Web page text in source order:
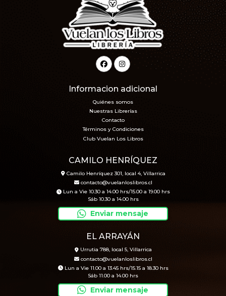
Informacion adicional
Quiénes somos
Nuestras Librerías
Contacto
Términos y Condiciones
Club Vuelan Los Libros
CAMILO HENRÍQUEZ
Camilo Henríquez 301, local 4, Villarrica
contacto@vuelanloslibros.cl
Lun a Vie 10.30 a 14.00 hrs/15.00 a 19.00 hrs
Sáb 10.30 a 14.00 hrs
Enviar mensaje
EL ARRAYÁN
Urrutia 788, local 5, Villarrica
contacto@vuelanloslibros.cl
Lun a Vie 11.00 a 13.45 hrs/15.15 a 18.30 hrs
Sáb 11.00 a 14.00 hrs
Enviar mensaje